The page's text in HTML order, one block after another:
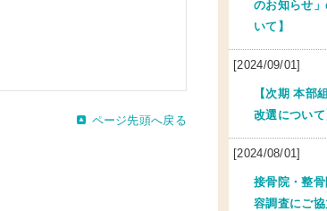
ページ先頭へ戻る
のお知らせ
いて】
[2024/09/01]
【次期 本部
改選について
[2024/08/01]
接骨院・整
容調査にご